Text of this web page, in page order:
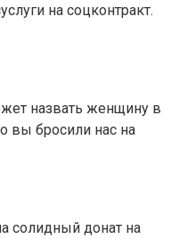
на соцконтракт.
назвать женщину в
вы бросили нас на
солидный донат на